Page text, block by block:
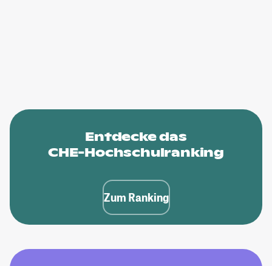
Entdecke das
CHE-Hochschulranking
Zum Ranking